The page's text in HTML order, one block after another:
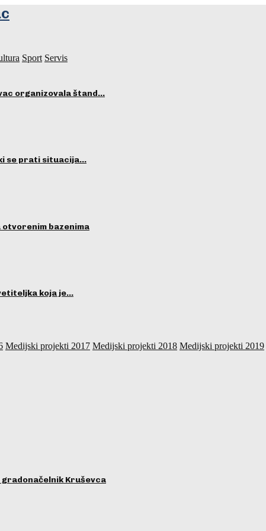
Sport Servis
organizovala štand…
se prati situacija…
otvorenim bazenima
koja je…
Medijski projekti 2017 Medijski projekti 2018 Medijski projekti 2019
gradonačelnik Kruševca